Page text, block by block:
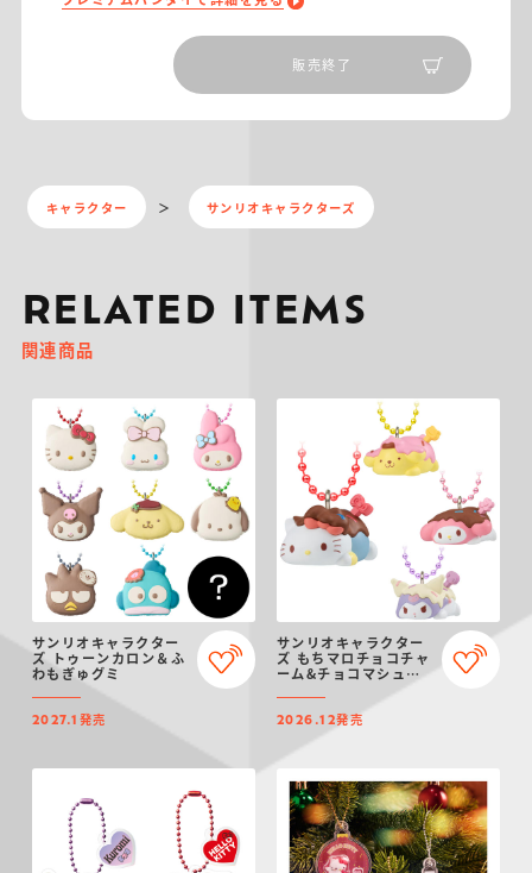
販売終了
キャラクター サンリオキャラクターズ
RELATED ITEMS
関連商品
サンリオキャラクター
ズ トゥーンカロン＆ふ
わもぎゅグミ
2027.1 発売
サンリオキャラクター
ズ もちマロチョコチャ
ーム&チョコマシュマ
2026.12発売